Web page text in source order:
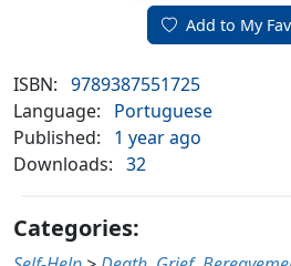
Add to My
ISBN: 9789387551725
Language:
Portuguese
Published:
1 year ago
Downloads: 32
Categories: